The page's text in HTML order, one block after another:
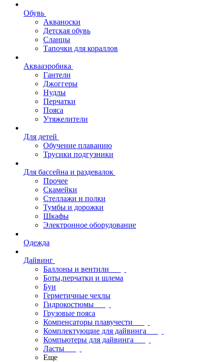
Обувь
Акваноски
Детская обувь
Сланцы
Тапочки для кораллов
Аквааэробика
Гантели
Джоггеры
Нудлы
Перчатки
Пояса
Утяжелители
Для детей
Обучение плаванию
Трусики подгузники
Для бассейна и раздевалок
Прочее
Скамейки
Стеллажи и полки
Тумбы и дорожки
Шкафы
Электронное оборудование
Одежда
Дайвинг
Баллоны и вентили
Боты,перчатки и шлема
Буи
Герметичные чехлы
Гидрокостюмы
Грузовые пояса
Компенсаторы плавучести
Комплектующие для дайвинга
Компьютеры для дайвинга
Ласты
Еще